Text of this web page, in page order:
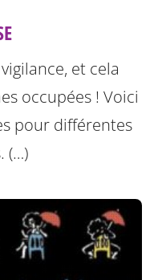
et cela
occupées ! Voici
pour différentes
(…)